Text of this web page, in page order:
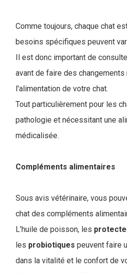
Comme toujours, chaque chat
besoins spécifiques peuvent
Il est donc important de
avant de faire des changements
l'alimentation de votre chat.
Tout particulièrement pour les
pathologie et nécessitant une
médicalisée.
Compléments alimentaires
Sous avis vétérinaire, vous
chat des compléments
L’huile de poisson, les
les probiotiques peuvent faire
dans la vitalité et le confort de